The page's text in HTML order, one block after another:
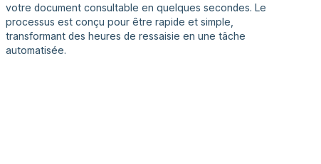
votre document consultable en quelques secondes. Le
processus est conçu pour être rapide et simple,
transformant des heures de ressaisie en une tâche
automatisée.